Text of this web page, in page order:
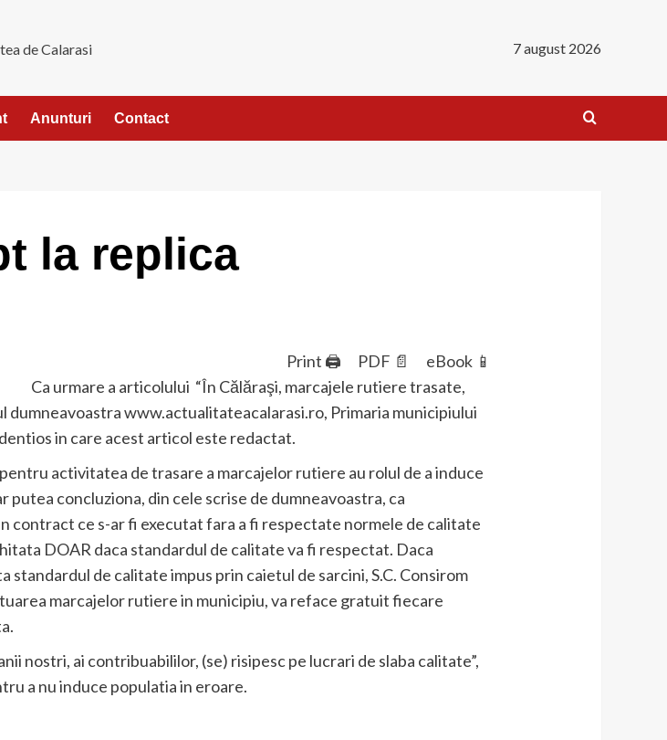
7 august 2026
Anunturi Contact
la replica
Print 🖨 PDF 📄
eBook 📱
Ca urmare a articolului “În Călăraşi, marcajele rutiere trasate,
dumneavoastra www.actualitateacalarasi.ro, Primaria municipiului
in care acest articol este redactat.
activitatea de trasare a marcajelor rutiere au rolul de a induce
concluziona, din cele scrise de dumneavoastra, ca
contract ce s-ar fi executat fara a fi respectate normele de calitate
DOAR daca standardul de calitate va fi respectat. Daca
de calitate impus prin caietul de sarcini, S.C. Consirom
marcajelor rutiere in municipiu, va reface gratuit fiecare
nostri, ai contribuabililor, (se) risipesc pe lucrari de slaba calitate”,
a nu induce populatia in eroare.